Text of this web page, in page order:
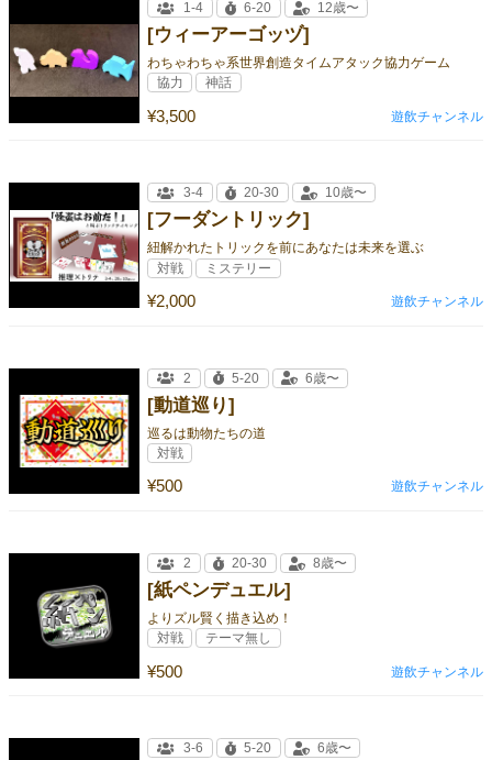
[ウィーアーゴッヅ]
わちゃわちゃ系世界創造タイムアタック協力ゲーム
¥3,500
1-4 6-20 12歳〜
協力 神話
遊飲チャンネル
[フーダントリック]
紐解かれたトリックを前にあなたは未来を選ぶ
¥2,000
3-4 20-30 10歳〜
対戦 ミステリー
遊飲チャンネル
[動道巡り]
巡るは動物たちの道
¥500
2 5-20 6歳〜
対戦
遊飲チャンネル
[紙ペンデュエル]
よりズル賢く描き込め！
¥500
2 20-30 8歳〜
対戦 テーマ無し
遊飲チャンネル
3-6 5-20 6歳〜